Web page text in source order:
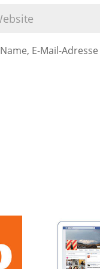
Name, E-Mail-